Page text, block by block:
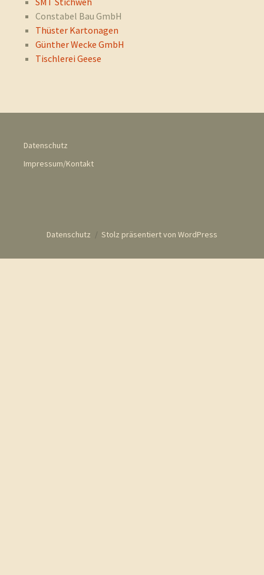
Constabel Bau GmbH
Thüster Kartonagen
Günther Wecke GmbH
Tischlerei Geese
Datenschutz
Impressum/Kontakt
Datenschutz Stolz präsentiert von WordPress